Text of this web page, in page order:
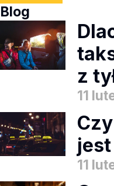
Blog
z
11
11